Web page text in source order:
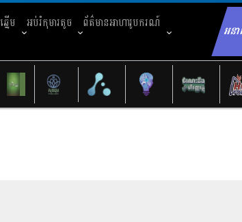
ើម អប់រំកុមារតូច ព័ត៌មានអាហារូបករណ៍ អន